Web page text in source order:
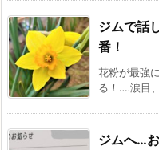
ジムで話
番！
花粉が最強
る！‥‥涙目
ジムへ…